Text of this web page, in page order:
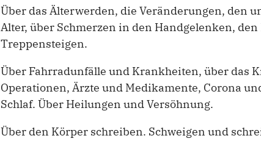
Über das Älterwerden, die Veränderungen, den
Alter, über Schmerzen in den Handgelenken,
Treppensteigen.
Über Fahrradunfälle und Krankheiten, über das
Operationen, Ärzte und Medikamente, Corona
Schlaf. Über Heilungen und Versöhnung.
Über den Körper schreiben. Schweigen und